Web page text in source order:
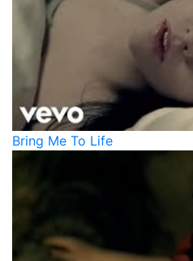
Bring Me To Life